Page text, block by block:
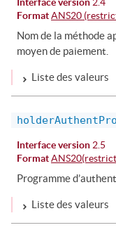
Interface version 2.4
Format ANS20
Nom de la méthode
moyen de paiement.
Liste des valeurs
Interface version 2.5
Format
Programme
Liste des valeurs